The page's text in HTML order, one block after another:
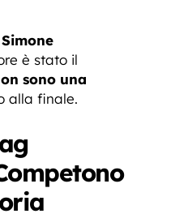
Simone
è stato il
sono una
alla finale.